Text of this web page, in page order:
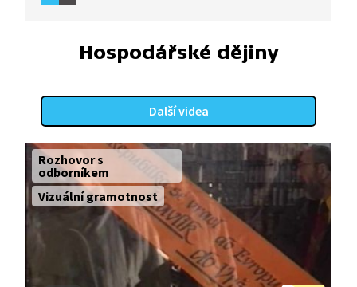
podmínky tam internované čekaly?
Hospodářské dějiny
Další videa
Rozhovor s
odborníkem
Vizuální gramotnost